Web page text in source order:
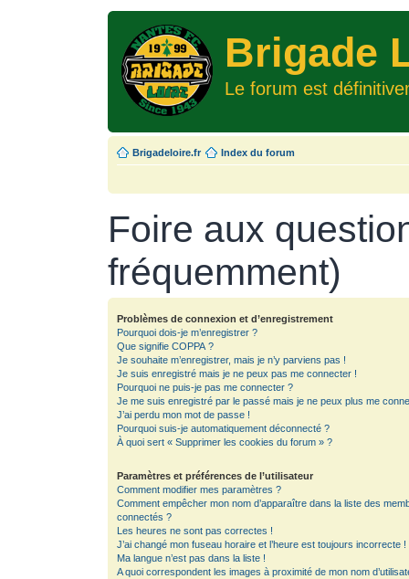
Brigade
Le forum est
Brigadeloire.fr Index du forum
Foire aux
fréquemment)
Problèmes de connexion et d’enregistrement
Pourquoi dois-je m’enregistrer ?
Que signifie COPPA ?
Je souhaite m’enregistrer, mais je n’y parviens pas !
Je suis enregistré mais je ne peux pas me connecter !
Pourquoi ne puis-je pas me connecter ?
Je me suis enregistré par le passé mais je ne peux plus me
J’ai perdu mon mot de passe !
Pourquoi suis-je automatiquement déconnecté ?
À quoi sert « Supprimer les cookies du forum » ?
Paramètres et préférences de l’utilisateur
Comment modifier mes paramètres ?
Comment empêcher mon nom d’apparaître dans la liste des
connectés ?
Les heures ne sont pas correctes !
J’ai changé mon fuseau horaire et l’heure est toujours incorrecte !
Ma langue n’est pas dans la liste !
A quoi correspondent les images à proximité de mon nom